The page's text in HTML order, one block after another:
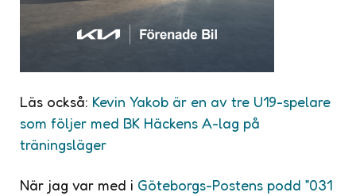
Läs också: Kevin Yakob är en av tre U19-spelare
som följer med BK Häckens A-lag på
träningsläger
När jag var med i Göteborgs-Postens podd ”031